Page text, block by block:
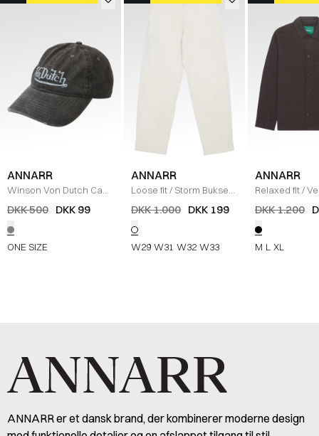
ANNARR
Winson Von Dutch Cap
GREY
DKK 500 DKK 99
ONE SIZE
ANNARR
Loose fit/ Storm Bukser
OFF WHITE
DKK 1.000 DKK 199
W29 W31 W32 W33
ANNARR
Relaxed fit/
Overshirt /
DKK 1.200
M L XL
ANNARR er et dansk brand, der kombinerer moderne design